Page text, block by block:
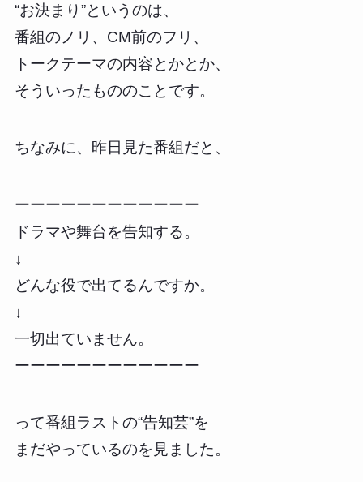
“お決まり”というのは、
番組のノリ、CM前のフリ、
トークテーマの内容とかとか、
そういったもののことです。
ちなみに、昨日見た番組だと、
ーーーーーーーーーーーー
ドラマや舞台を告知する。
↓
どんな役で出てるんですか。
↓
一切出ていません。
ーーーーーーーーーーーー
って番組ラストの“告知芸”を
まだやっているのを見ました。